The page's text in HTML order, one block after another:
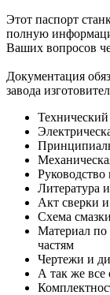
Этот паспорт
полную
Ваших вопросов
Документация
завода
Технический
Литература
Акт сверки
Схема смазки
Материал
частям
Чертежи и
А так же все